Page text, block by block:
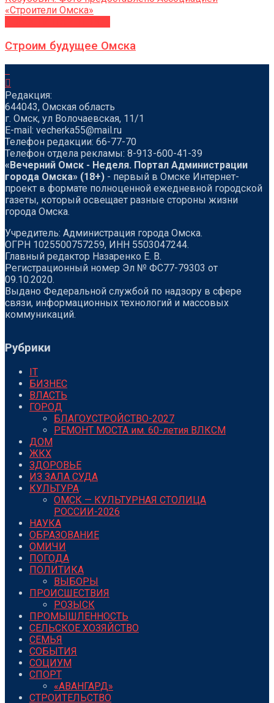
Строим будущее Омска
Редакция:
644043, Омская область
г. Омск, ул Волочаевская, 11/1
Е-mail: vecherka55@mail.ru
Телефон редакции: 66-77-70
Телефон отдела рекламы: 8-913-600-41-39
«Вечерний Омск - Неделя. Портал Администрации
города Омска» (18+) - первый в Омске Интернет-
проект в формате полноценной ежедневной городской
газеты, который освещает разные стороны жизни
города Омска.
Учредитель: Администрация города Омска.
ОГРН 1025500757259, ИНН 5503047244.
Главный редактор Назаренко Е. В.
Регистрационный номер Эл № ФС77-79303 от
09.10.2020.
Выдано Федеральной службой по надзору в сфере
связи, информационных технологий и массовых
коммуникаций.
Рубрики
IT
БИЗНЕС
ВЛАСТЬ
ГОРОД
БЛАГОУСТРОЙСТВО-2027
РЕМОНТ МОСТА им. 60-летия ВЛКСМ
ДОМ
ЖКХ
ЗДОРОВЬЕ
ИЗ ЗАЛА СУДА
КУЛЬТУРА
ОМСК — КУЛЬТУРНАЯ СТОЛИЦА
РОССИИ-2026
НАУКА
ОБРАЗОВАНИЕ
ОМИЧИ
ПОГОДА
ПОЛИТИКА
ВЫБОРЫ
ПРОИСШЕСТВИЯ
РОЗЫСК
ПРОМЫШЛЕННОСТЬ
СЕЛЬСКОЕ ХОЗЯЙСТВО
СЕМЬЯ
СОБЫТИЯ
СОЦИУМ
СПОРТ
«АВАНГАРД»
СТРОИТЕЛЬСТВО